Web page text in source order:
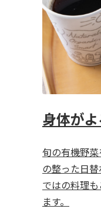
身体が
旬の有機野
の整った日
ではの料理
ます。